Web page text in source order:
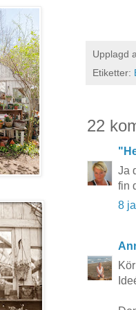
Upplagd
Etiketter:
22
Ja
fin
8